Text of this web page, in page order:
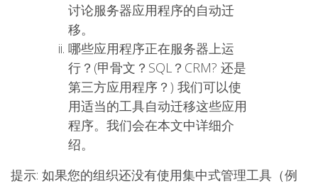
讨论服务器应用程序的自动迁
移。
哪些应用程序正在服务器上运
行？(甲骨文？SQL？CRM? 还是
第三方应用程序？) 我们可以使
用适当的工具自动迁移这些应用
程序。我们会在本文中详细介
绍。
提示: 如果您的组织还没有使用集中式管理工具（例